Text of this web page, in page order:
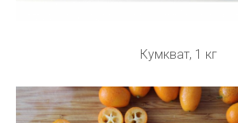
Кумкват, 1 кг